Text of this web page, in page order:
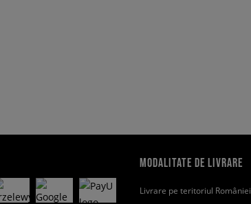
MODALITATE DE LIVRARE
Livrare pe teritoriul României